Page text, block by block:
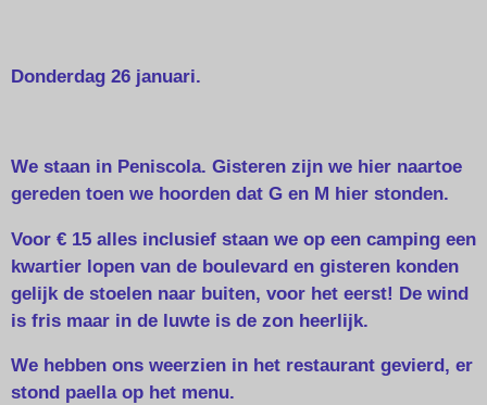
Donderdag 26 januari.
We staan in Peniscola. Gisteren zijn we hier naartoe
gereden toen we hoorden dat G en M hier stonden.
Voor € 15 alles inclusief staan we op een camping een
kwartier lopen van de boulevard en gisteren konden
gelijk de stoelen naar buiten, voor het eerst! De wind
is fris maar in de luwte is de zon heerlijk.
We hebben ons weerzien in het restaurant gevierd, er
stond paella op het menu.